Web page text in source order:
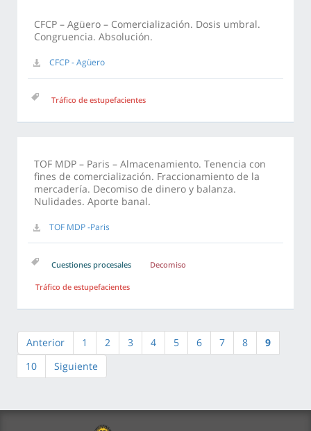
CFCP – Agüero – Comercialización. Dosis umbral.
Congruencia. Absolución.
CFCP - Agüero
Tráfico de estupefacientes
TOF MDP – Paris – Almacenamiento. Tenencia con
fines de comercialización. Fraccionamiento de la
mercadería. Decomiso de dinero y balanza.
Nulidades. Aporte banal.
TOF MDP -Paris
Cuestiones procesales Decomiso
Tráfico de estupefacientes
Anterior 1 2 3 4 5 6 7 8
9
10
Siguiente